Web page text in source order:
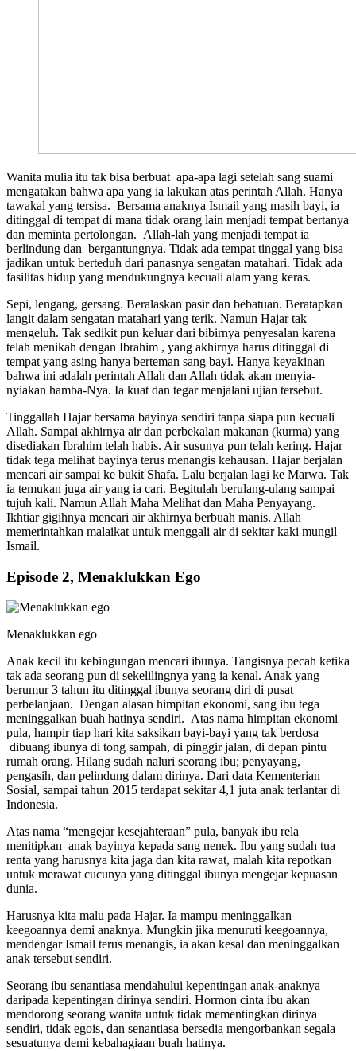
Wanita mulia itu tak bisa berbuat apa-apa lagi setelah sang suami
mengatakan bahwa apa yang ia lakukan atas perintah Allah. Hanya
tawakal yang tersisa. Bersama anaknya Ismail yang masih bayi, ia
ditinggal di tempat di mana tidak orang lain menjadi tempat bertanya
dan meminta pertolongan. Allah-lah yang menjadi tempat ia
berlindung dan bergantungnya. Tidak ada tempat tinggal yang bisa
jadikan untuk berteduh dari panasnya sengatan matahari. Tidak ada
fasilitas hidup yang mendukungnya kecuali alam yang keras.
Sepi, lengang, gersang. Beralaskan pasir dan bebatuan. Beratapkan
langit dalam sengatan matahari yang terik. Namun Hajar tak
mengeluh. Tak sedikit pun keluar dari bibirnya penyesalan karena
telah menikah dengan Ibrahim , yang akhirnya harus ditinggal di
tempat yang asing hanya berteman sang bayi. Hanya keyakinan
bahwa ini adalah perintah Allah dan Allah tidak akan menyia-
nyiakan hamba-Nya. Ia kuat dan tegar menjalani ujian tersebut.
Tinggallah Hajar bersama bayinya sendiri tanpa siapa pun kecuali
Allah. Sampai akhirnya air dan perbekalan makanan (kurma) yang
disediakan Ibrahim telah habis. Air susunya pun telah kering. Hajar
tidak tega melihat bayinya terus menangis kehausan. Hajar berjalan
mencari air sampai ke bukit Shafa. Lalu berjalan lagi ke Marwa. Tak
ia temukan juga air yang ia cari. Begitulah berulang-ulang sampai
tujuh kali. Namun Allah Maha Melihat dan Maha Penyayang.
Ikhtiar gigihnya mencari air akhirnya berbuah manis. Allah
memerintahkan malaikat untuk menggali air di sekitar kaki mungil
Ismail.
Episode 2, Menaklukkan Ego
Menaklukkan ego
Anak kecil itu kebingungan mencari ibunya. Tangisnya pecah ketika
tak ada seorang pun di sekelilingnya yang ia kenal. Anak yang
berumur 3 tahun itu ditinggal ibunya seorang diri di pusat
perbelanjaan. Dengan alasan himpitan ekonomi, sang ibu tega
meninggalkan buah hatinya sendiri. Atas nama himpitan ekonomi
pula, hampir tiap hari kita saksikan bayi-bayi yang tak berdosa
dibuang ibunya di tong sampah, di pinggir jalan, di depan pintu
rumah orang. Hilang sudah naluri seorang ibu; penyayang,
pengasih, dan pelindung dalam dirinya. Dari data Kementerian
Sosial, sampai tahun 2015 terdapat sekitar 4,1 juta anak terlantar di
Indonesia.
Atas nama “mengejar kesejahteraan” pula, banyak ibu rela
menitipkan anak bayinya kepada sang nenek. Ibu yang sudah tua
renta yang harusnya kita jaga dan kita rawat, malah kita repotkan
untuk merawat cucunya yang ditinggal ibunya mengejar kepuasan
dunia.
Harusnya kita malu pada Hajar. Ia mampu meninggalkan
keegoannya demi anaknya. Mungkin jika menuruti keegoannya,
mendengar Ismail terus menangis, ia akan kesal dan meninggalkan
anak tersebut sendiri.
Seorang ibu senantiasa mendahului kepentingan anak-anaknya
daripada kepentingan dirinya sendiri. Hormon cinta ibu akan
mendorong seorang wanita untuk tidak mementingkan dirinya
sendiri, tidak egois, dan senantiasa bersedia mengorbankan segala
sesuatunya demi kebahagiaan buah hatinya.